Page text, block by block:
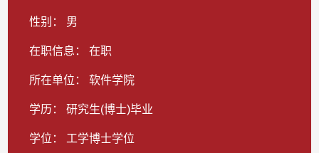
性别： 男
在职信息： 在职
所在单位： 软件学院
学历： 研究生(博士)毕业
学位： 工学博士学位